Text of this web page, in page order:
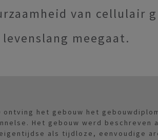
van cellulair
meegaat.
ontving het gebouw het
Het gebouw werd
als tijdloze, eenvoudige